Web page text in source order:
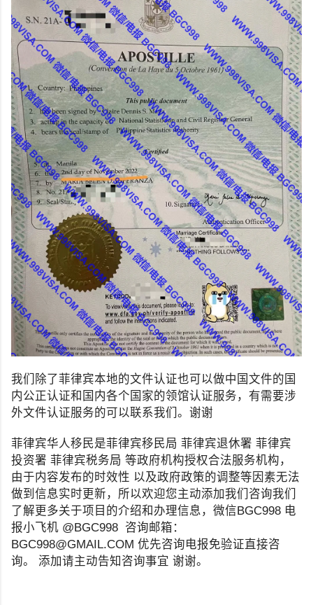
我们除了菲律宾本地的文件认证也可以做中国文件的国
内公正认证和国内各个国家的领馆认证服务，有需要涉
外文件认证服务的可以联系我们。谢谢
菲律宾华人移民是菲律宾移民局 菲律宾退休署 菲律宾
投资署 菲律宾税务局 等政府机构授权合法服务机构，
由于内容发布的时效性 以及政府政策的调整等因素无法
做到信息实时更新，所以欢迎您主动添加我们咨询我们
了解更多关于项目的介绍和办理信息，微信BGC998 电
报小飞机 @BGC998 咨询邮箱：
BGC998@GMAIL.COM 优先咨询电报免验证直接咨
询。 添加请主动告知咨询事宜 谢谢。